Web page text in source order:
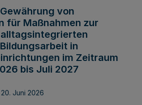
von
für Maßnahmen zur
in
im Zeitraum
bis Juli 2027
Juni 2026